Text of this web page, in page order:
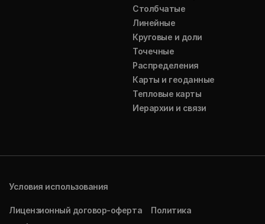
Столбчатые
Линейные
Круговые и доли
Точечные
Распределения
Карты и геоданные
Тепловые карты
Иерархии и связи
Условия использования
Лицензионный договор-оферта
Политика